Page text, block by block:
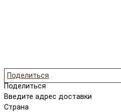
Поделиться
Поделиться
Введите адрес доставки
Страна